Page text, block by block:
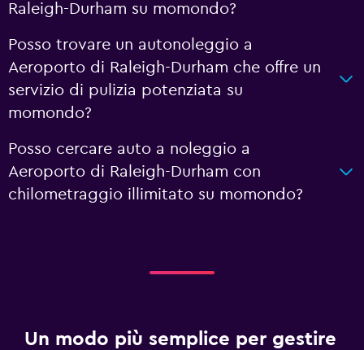
Raleigh-Durham su momondo?
Posso trovare un autonoleggio a
Aeroporto di Raleigh-Durham che offre un
servizio di pulizia potenziata su
momondo?
Posso cercare auto a noleggio a
Aeroporto di Raleigh-Durham con
chilometraggio illimitato su momondo?
Un modo più semplice per gestire